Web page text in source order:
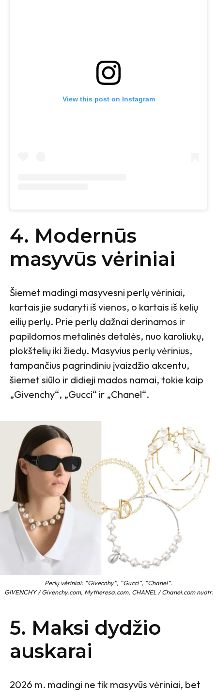
View this post on Instagram
4. Modernūs
masyvūs vėriniai
Šiemet madingi masyvesni perlų vėriniai,
kartais jie sudaryti iš vienos, o kartais iš kelių
eilių perlų. Prie perlų dažnai derinamos ir
papildomos metalinės detalės, nuo karoliukų,
plokštelių iki žiedų. Masyvius perlų vėrinius,
tampančius pagrindiniu įvaizdžio akcentu,
šiemet siūlo ir didieji mados namai, tokie kaip
„Givenchy“, „Gucci“ ir „Chanel“.
Perlų vėriniai: “Givecnhy”, “Gucci”, “Chanel”.
GIVENCHY / Givenchy.com, Mytheresa.com, CHANEL / Chanel.com nuotr.
5. Maksi dydžio
auskarai
2026 m. madingi ne tik masyvūs vėriniai, bet